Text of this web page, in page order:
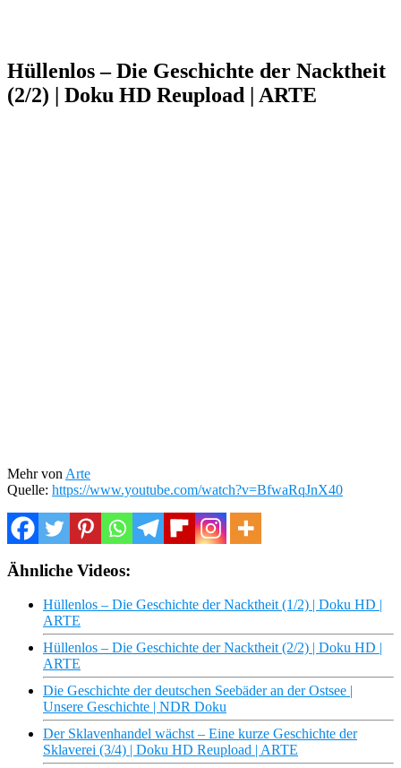
Hüllenlos – Die Geschichte der Nacktheit
(2/2) | Doku HD Reupload | ARTE
Mehr von Arte
Quelle: https://www.youtube.com/watch?v=BfwaRqJnX40
Ähnliche Videos:
Hüllenlos – Die Geschichte der Nacktheit (1/2) | Doku HD |
ARTE
Hüllenlos – Die Geschichte der Nacktheit (2/2) | Doku HD |
ARTE
Die Geschichte der deutschen Seebäder an der Ostsee |
Unsere Geschichte | NDR Doku
Der Sklavenhandel wächst – Eine kurze Geschichte der
Sklaverei (3/4) | Doku HD Reupload | ARTE